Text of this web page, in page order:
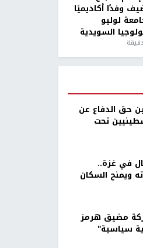
وفدًا أكاديميًا
لوليو
السويدية
حق الدفاع عن
تحت
في غزة..
ويمنح السكان
مضيق هرمز
سياسية"